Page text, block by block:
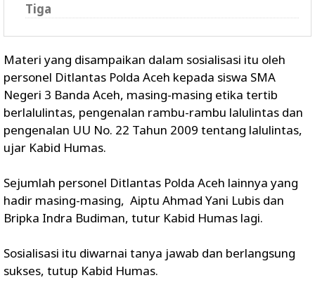
Tiga
Materi yang disampaikan dalam sosialisasi itu oleh
personel Ditlantas Polda Aceh kepada siswa SMA
Negeri 3 Banda Aceh, masing-masing etika tertib
berlalulintas, pengenalan rambu-rambu lalulintas dan
pengenalan UU No. 22 Tahun 2009 tentang lalulintas,
ujar Kabid Humas.
Sejumlah personel Ditlantas Polda Aceh lainnya yang
hadir masing-masing, Aiptu Ahmad Yani Lubis dan
Bripka Indra Budiman, tutur Kabid Humas lagi.
Sosialisasi itu diwarnai tanya jawab dan berlangsung
sukses, tutup Kabid Humas.